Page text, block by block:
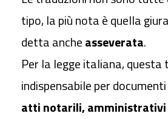
tipo, la più nota è quella
detta ancheasseverata.
Per la legge italiana, questa
indispensabile per
atti notarili, amministrativi